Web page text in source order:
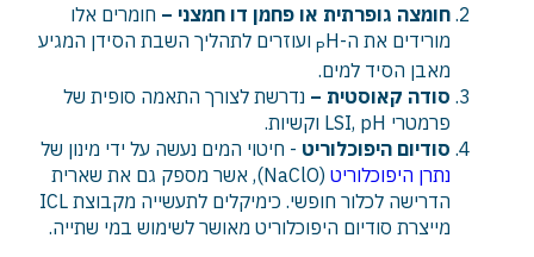
חומצה גופרתית או פחמן דו חמצני – חומרים אלו
מורידים את ה-
P H ועוזרים לתהליך השבת הסידן המגיע
מאבן הסיד למים.
סודה קאוסטית – נדרשת לצורך התאמה סופית של
פרמטרי LSI, pH וקשיות.
סודיום היפוכלוריט - חיטוי המים נעשה על ידי מינון של
נתרן היפוכלוריט
(NaClO), אשר מספק גם את שארית
הדרישה לכלור חופשי. כימיקלים לתעשייה מקבוצת ICL
מייצרת סודיום היפוכלוריט מאושר לשימוש במי שתייה.